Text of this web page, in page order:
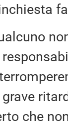
grave
che